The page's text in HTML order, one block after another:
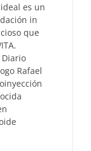
es un
in
que
Rafael